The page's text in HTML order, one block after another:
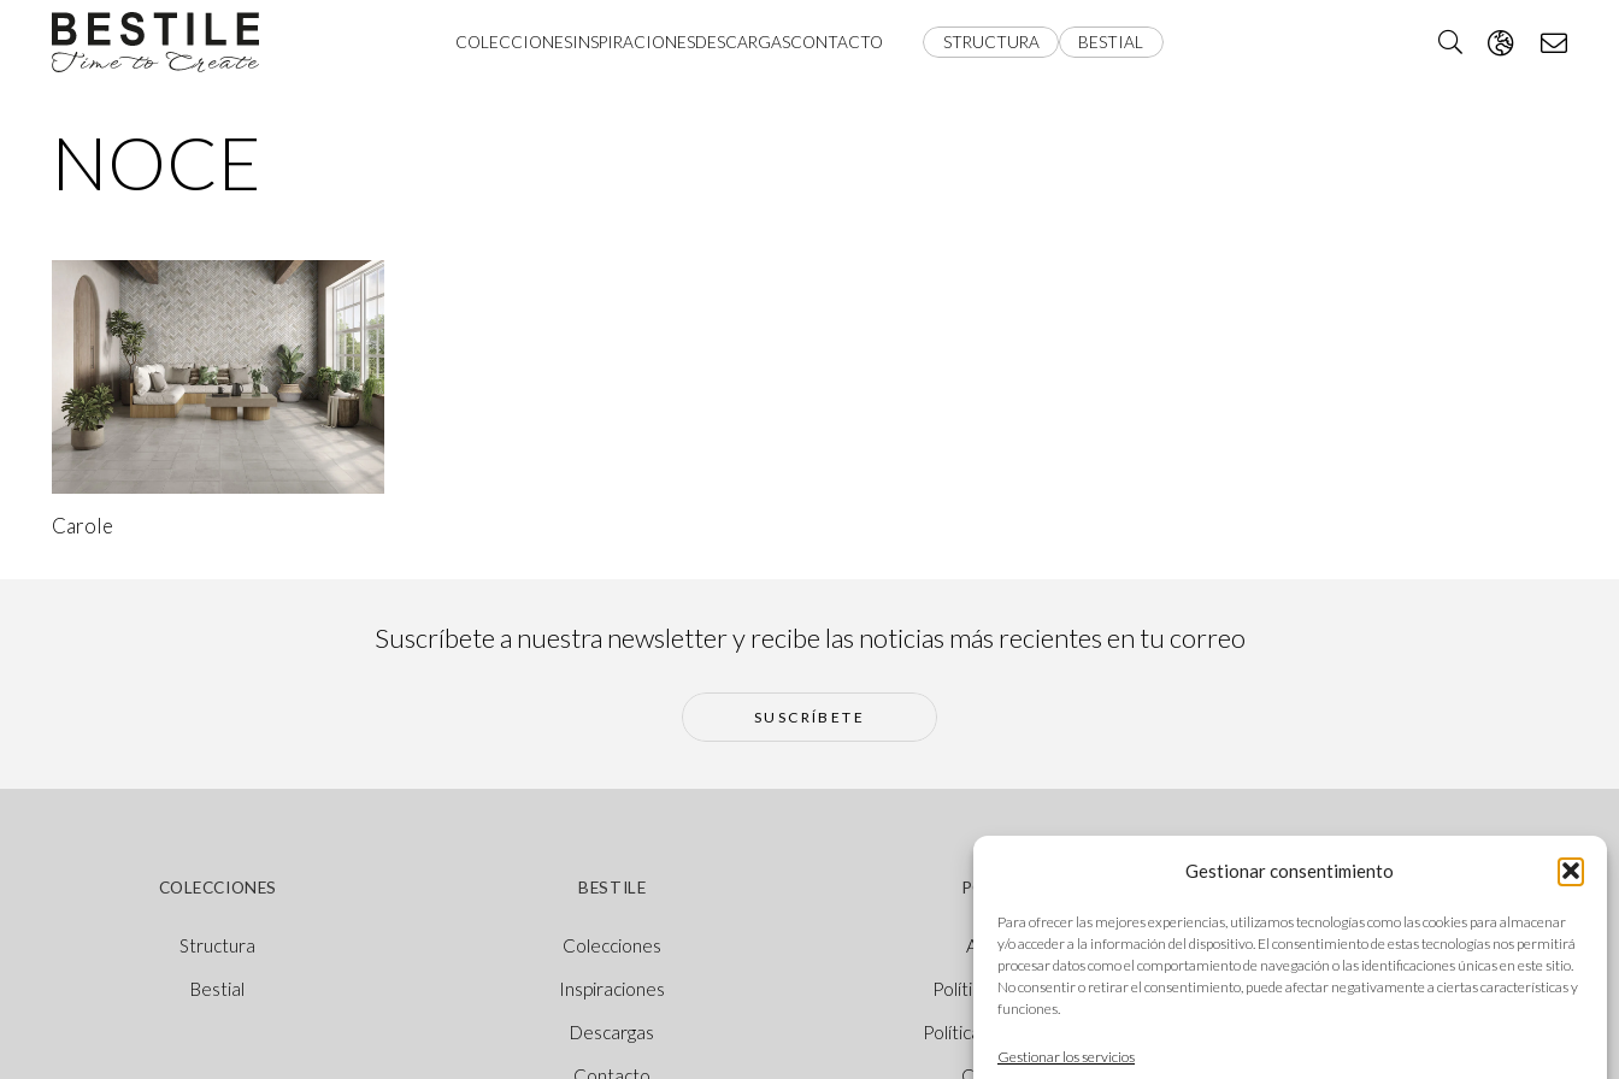
Gestionar consentimiento
Para ofrecer las mejores experiencias, utilizamos tecnologías como las cookies para almacenar
y/o acceder a la información del dispositivo. El consentimiento de estas tecnologías nos permitirá
procesar datos como el comportamiento de navegación o las identificaciones únicas en este sitio.
No consentir o retirar el consentimiento, puede afectar negativamente a ciertas características y
funciones.
Gestionar los servicios
COLECCIONESINSPIRACIONESDESCARGASCONTACTO STRUCTURA BESTIAL
NOCE
Carole
Suscríbete a nuestra newsletter y recibe las noticias más recientes en tu correo
SUSCRÍBETE
COLECCIONES
Structura
Bestial
BESTILE
Colecciones
Inspiraciones
Descargas
POLÍTICAS
Aviso legal
Política de cookies
Política de privacidad